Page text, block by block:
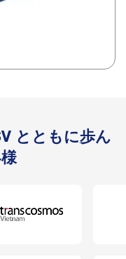
とともに歩ん